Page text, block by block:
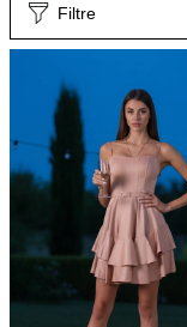
Filtre